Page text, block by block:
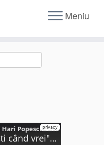
Meniu